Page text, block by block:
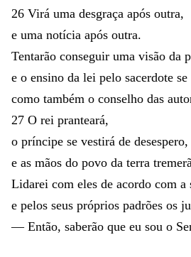
26 Virá uma desgraça após outra,
e uma notícia após outra.
Tentarão conseguir uma visão da
e o ensino da lei pelo sacerdote se
como também o conselho das
27 O rei pranteará,
o príncipe se vestirá de desespero,
e as mãos do povo da terra
Lidarei com eles de acordo com a
e pelos seus próprios padrões os
— Então, saberão que eu sou o